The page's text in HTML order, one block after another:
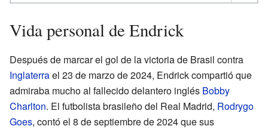
Vida personal de Endrick
Después de marcar el gol de la victoria de Brasil contra
Inglaterrael 23 de marzo de 2024, Endrick compartió que
admiraba mucho al fallecido delantero inglés Bobby
Charlton. El futbolista brasileño del Real Madrid, Rodrygo
Goes, contó el 8 de septiembre de 2024 que sus